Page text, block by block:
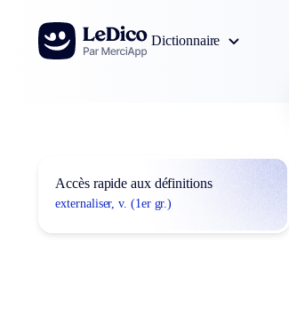
Aller au contenu
Dictionnaire
Accès rapide aux définitions
externaliser, v. (1er gr.)